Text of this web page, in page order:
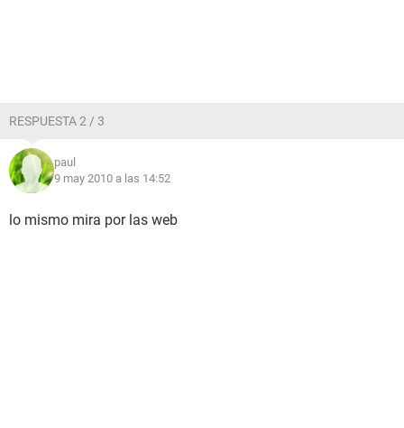
RESPUESTA 2 / 3
paul
9 may 2010 a las 14:52
lo mismo mira por las web